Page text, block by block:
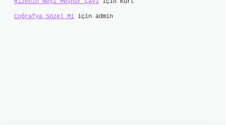
Rizenin Neyi Meşhur Çayı için Kurt
Coğrafya Sözel Mi için admin